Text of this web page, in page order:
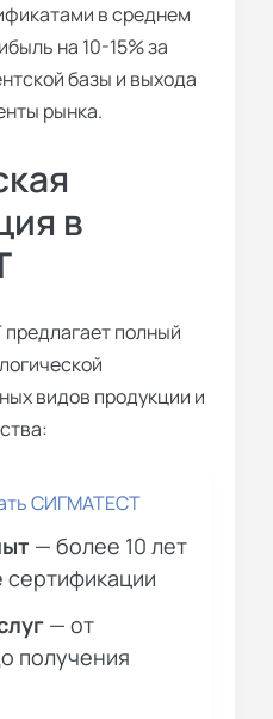
в среднем
на 10-15% за
базы и выхода
рынка.
в
полный
видов продукции и
СИГМАТЕСТ
— более 10 лет
— от
получения